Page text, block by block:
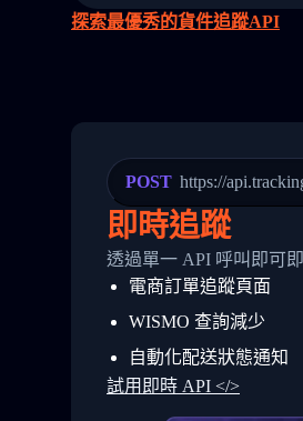
15
16
24
25
26
27
28
29
31
32
33
34
          },
          {
          }
        ]
      }
    ]
  }
}
探索最優秀的貨件追蹤API
POST https://
即時追蹤
透過單一 API 呼叫即可
電商訂單追蹤頁面
WISMO 查詢減少
自動化配送狀態通知
試用即時 API </>